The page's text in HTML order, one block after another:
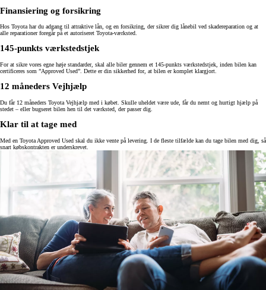
Finansiering og forsikring
Hos Toyota har du adgang til attraktive lån, og en forsikring, der sikrer dig lånebil ved skadereparation og at
alle reparationer foregår på et autoriseret Toyota-værksted.
145-punkts værkstedstjek
For at sikre vores egne høje standarder, skal alle biler gennem et 145-punkts værkstedstjek, inden bilen kan
certificeres som ”Approved Used”. Dette er din sikkerhed for, at bilen er komplet klargjort.
12 måneders Vejhjælp
Du får 12 måneders Toyota Vejhjælp med i købet. Skulle uheldet være ude, får du nemt og hurtigt hjælp på
stedet – eller bugseret bilen hen til det værksted, der passer dig.
Klar til at tage med
Med en Toyota Approved Used skal du ikke vente på levering. I de fleste tilfælde kan du tage bilen med dig, så
snart købskontrakten er underskrevet.